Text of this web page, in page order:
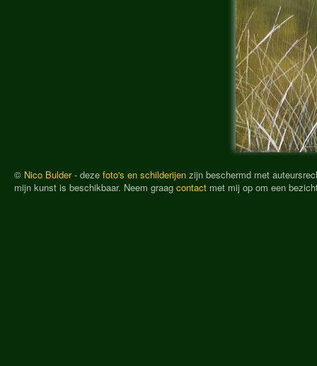
© Nico Bulder- deze foto's en schilderijen zijn beschermd met
mijn kunst is beschikbaar. Neem graag contact met mij op om een